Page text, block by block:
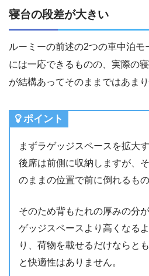
寝台の段差が大きい
ルーミーの前述の2つの車中泊
には一応できるものの、実際の
が結構あってそのままではあま
ポイント
まずラゲッジスペースを拡大
後席は前側に収納しますが、
のままの位置で前に倒れるもの
そのため背もたれの厚みの分
ゲッジスペースより高くなる
り、荷物を載せるだけならと
と快適性はありません。